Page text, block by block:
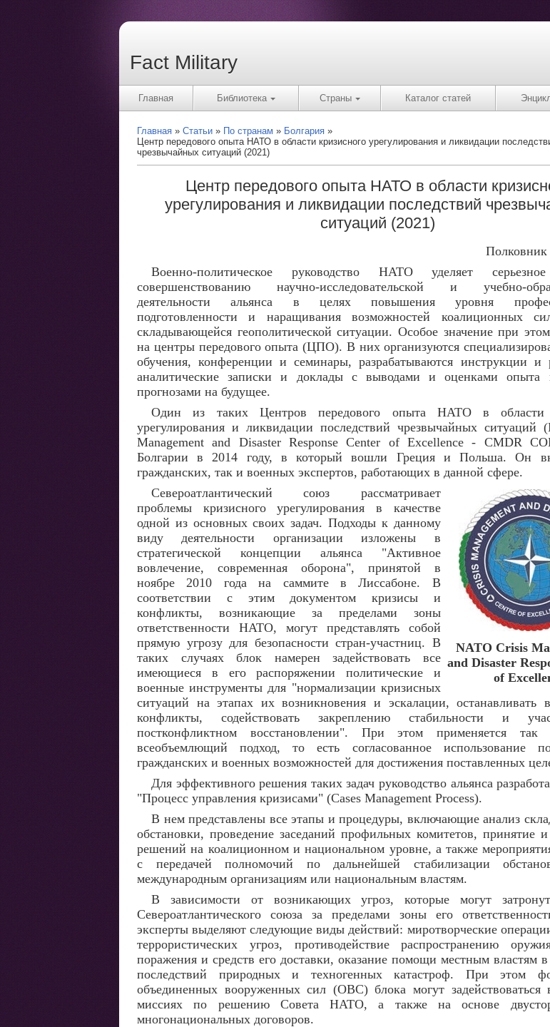
Fact Military
Главная Библиотека Страны Каталог статей
Главная Статьи По странам
Болгария
Центр передового опыта НАТО в области кризисного урегулирования и ликвидации
чрезвычайных ситуаций (2021)
Центр передового опыта НАТО в области
урегулирования и ликвидации последствий
ситуаций (2021)
Военно-политическое руководство НАТО уделяет
совершенствованию научно-исследовательской и учебно-
деятельности альянса в целях повышения уровня
подготовленности и наращивания возможностей коалиционных
складывающейся геополитической ситуации. Особое значение при этом
на центры передового опыта (ЦПО). В них организуются
обучения, конференции и семинары, разрабатываются инструкции и
аналитические записки и доклады с выводами и оценками опыта
прогнозами на будущее.
Один из таких Центров передового опыта НАТО в области
урегулирования и ликвидации последствий чрезвычайных ситуаций
Management and Disaster Response Center of Excellence - CMDR
Болгарии в 2014 году, в который вошли Греция и Польша. Он
гражданских, так и военных экспертов, работающих в данной сфере.
NATO Crisis
and Disaster
of
Североатлантический союз рассматривает
проблемы кризисного урегулирования в качестве
одной из основных своих задач. Подходы к данному
виду деятельности организации изложены в
стратегической концепции альянса "Активное
вовлечение, современная оборона", принятой в
ноябре 2010 года на саммите в Лиссабоне. В
соответствии с этим документом кризисы и
конфликты, возникающие за пределами зоны
ответственности НАТО, могут представлять собой
прямую угрозу для безопасности стран-участниц. В
таких случаях блок намерен задействовать все
имеющиеся в его распоряжении политические и
военные инструменты для "нормализации кризисных
ситуаций на этапах их возникновения и эскалации, останавливать
конфликты, содействовать закреплению стабильности и
постконфликтном восстановлении". При этом применяется так
всеобъемлющий подход, то есть согласованное использование
гражданских и военных возможностей для достижения поставленных
Для эффективного решения таких задач руководство альянса
"Процесс управления кризисами" (Cases Management Process).
В нем представлены все этапы и процедуры, включающие анализ
обстановки, проведение заседаний профильных комитетов, принятие
решений на коалиционном и национальном уровне, а также
с передачей полномочий по дальнейшей стабилизации
международным организациям или национальным властям.
В зависимости от возникающих угроз, которые могут
Североатлантического союза за пределами зоны его
эксперты выделяют следующие виды действий: миротворческие
террористических угроз, противодействие распространению
поражения и средств его доставки, оказание помощи местным властям
последствий природных и техногенных катастроф. При этом
объединенных вооруженных сил (ОВС) блока могут задействоваться
миссиях по решению Совета НАТО, а также на основе
многонациональных договоров.